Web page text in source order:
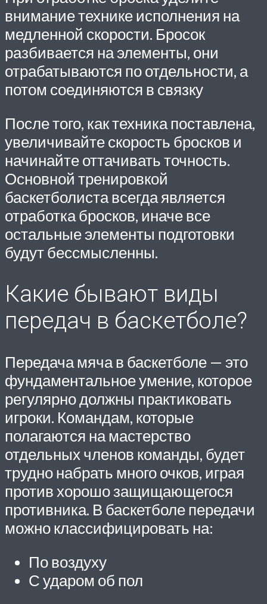
внимание технике исполнения на
медленной скорости. Бросок
разбивается на элементы, они
отрабатываются по отдельности, а
потом соединяются в связку
После того, как техника поставлена,
увеличивайте скорость бросков и
начинайте оттачивать точность.
Основной тренировкой
баскетболиста всегда является
отработка бросков, иначе все
остальные элементы подготовки
будут бессмысленны.
Какие бывают виды
передач в баскетболе?
Передача мяча в баскетболе — это
фундаментальное умение, которое
регулярно должны практиковать
игроки. Командам, которые
полагаются на мастерство
отдельных членов команды, будет
трудно набрать много очков, играя
против хорошо защищающегося
противника. В баскетболе передачи
можно классифицировать на:
По воздуху
С ударом об пол